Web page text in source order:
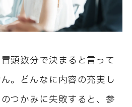
頭数分で決まると言って
。どんなに内容の充実し
つかみに失敗すると、参